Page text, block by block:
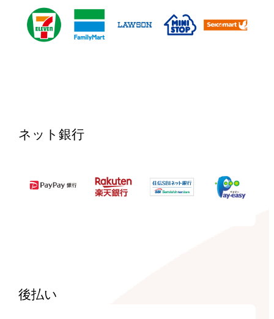
ネット銀行
後払い